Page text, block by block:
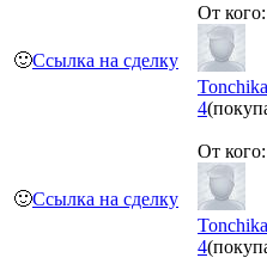
🙂Ссылка на сделку
От кого:
4
🙂Ссылка на сделку
От кого:
4